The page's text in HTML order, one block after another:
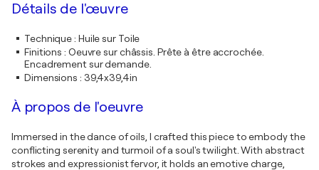
Détails de l'œuvre
Technique: Huile sur Toile
Finitions : Oeuvre sur châssis. Prête à être accrochée.
Encadrement sur demande.
Dimensions : 39,4x39,4in
À propos de l'oeuvre
Immersed in the dance of oils, I crafted this piece to embody the
conflicting serenity and turmoil of a soul's twilight. With abstract
strokes and expressionist fervor, it holds an emotive charge,